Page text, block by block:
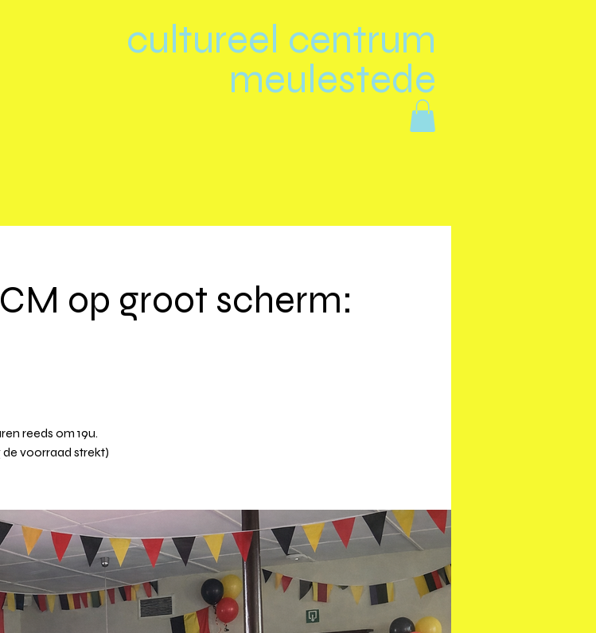
cultureel centrum
meulestede
op groot scherm:
reeds om 19u.
de voorraad strekt)